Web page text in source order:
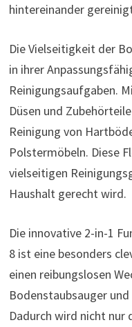
hintereinander
Die Vielseitigkeit der
in ihrer
Reinigungsaufgaben.
Düsen und
Reinigung von
Polstermöbeln. Diese
vielseitigen
Haushalt gerecht wird.
Die innovative 2-in-1
8 ist eine besonders
einen reibungslosen
Bodenstaubsauger
Dadurch wird nicht